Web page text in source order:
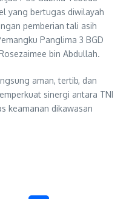
yang bertugas diwilayah
pemberian tali asih
Panglima 3 BGD
bin Abdullah.
aman, tertib, dan
sinergi antara TNI
keamanan dikawasan